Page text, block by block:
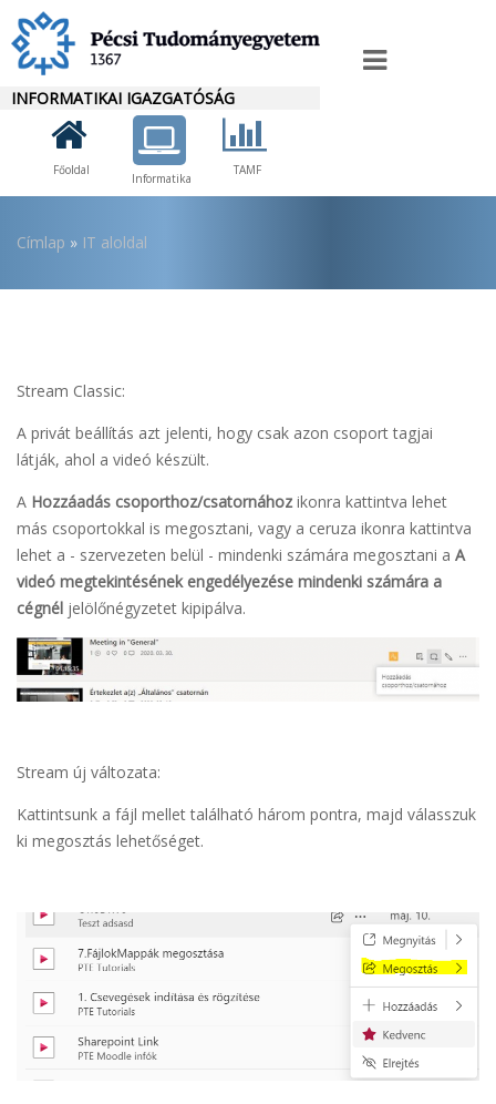
Ugrás
tartalomra
INFORMATIKAI IGAZGATÓSÁG
IT
Főoldal
Informatika
TAMF
Morzsa
Címlap IT aloldal
Stream Classic:
A privát beállítás azt jelenti, hogy csak azon csoport tagjai
látják, ahol a videó készült.
A Hozzáadás csoporthoz/csatornáhozikonra kattintva lehet
más csoportokkal is megosztani, vagy a ceruza ikonra kattintva
lehet a - szervezeten belül - mindenki számára megosztani a A
videó megtekintésének engedélyezése mindenki számára a
cégnél jelölőnégyzetet kipipálva.
Stream új változata:
Kattintsunk a fájl mellet található három pontra, majd válasszuk
ki megosztás lehetőséget.